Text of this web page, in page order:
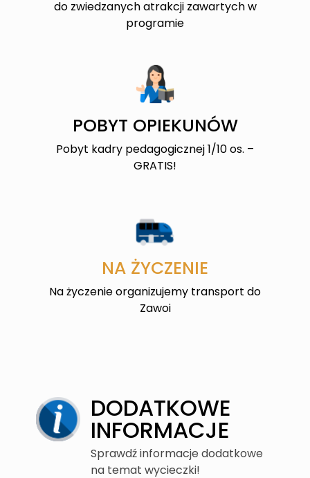
do zwiedzanych atrakcji zawartych w
programie
POBYT OPIEKUNÓW
Pobyt kadry pedagogicznej 1/10 os. –
GRATIS!
NA ŻYCZENIE
Na życzenie organizujemy transport do
Zawoi
DODATKOWE
INFORMACJE
Sprawdź informacje dodatkowe
na temat wycieczki!